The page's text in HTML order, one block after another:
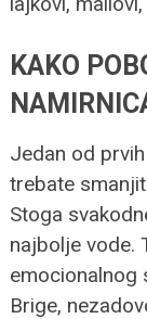
KAKO
Jedan od
trebate
Stoga
najbolje vode.
emocionalnog
Brige,